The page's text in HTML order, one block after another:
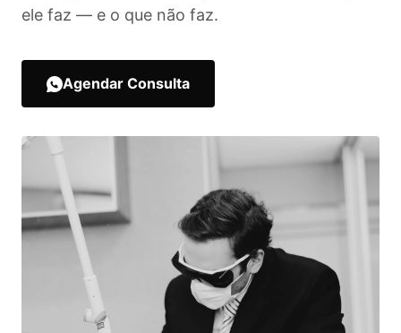
ele faz — e o que não faz.
Agendar Consulta